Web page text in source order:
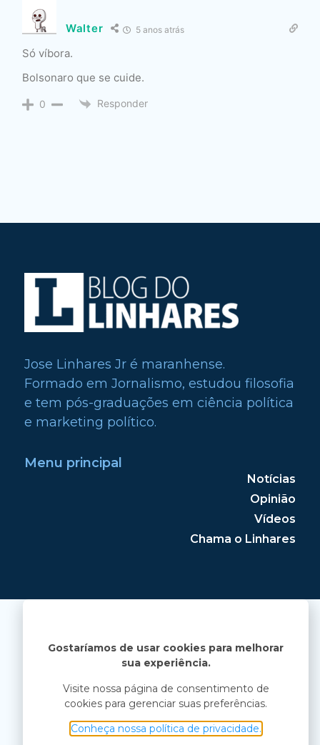
Walter 5 anos atrás
Só víbora.
Bolsonaro que se cuide.
0 Responder
Jose Linhares Jr é maranhense.
Formado em Jornalismo, estudou filosofia
e tem pós-graduações em ciência política
e marketing político.
Menu principal
Notícias
Opinião
Vídeos
Chama o Linhares
Gostaríamos de usar cookies para melhorar
sua experiência.
Visite nossa página de consentimento de
cookies para gerenciar suas preferências.
Conheça nossa política de privacidade.